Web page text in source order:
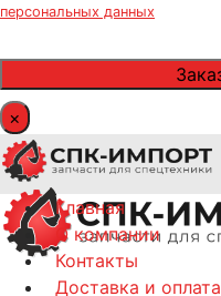
персональных данных
×
Главная
О компании
Контакты
Доставка и оплата